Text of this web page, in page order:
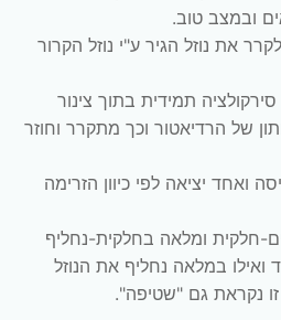
ובמצב טוב.
את נוזל הגיר ע"י נוזל הקרור
תמידית בתוך צינור
של הרדיאטור וכך מתקרר וחוזר
ואחד יציאה לפי כיוון הזרימה
חלקית ומלאה בחלקית-נחליף
ואילו במלאה נחליף את הנוזל
נקראת גם "שטיפה".